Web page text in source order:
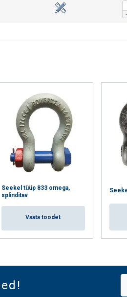
Seekel tüüp 833 omega,
splinditav
Vaata toodet